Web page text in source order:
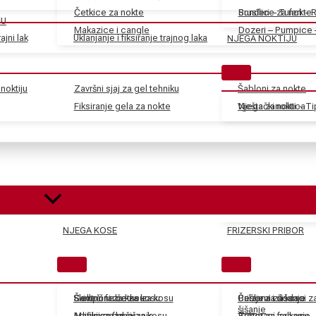
lak Uklanjanje i fiksiranje trajnog laka
Završni sjaj za gel tehniku
Fiksiranje gela za nokte
Šabloni za nokte
Vještački nokti –
Četkice za nokte
Makazice i cangle
Sunđeri – Tuferi –
Dozeri – Pumpice
Brusilice za nokte
NJEGA NOKTIJU
Njega zanoktica
Skidači farbe za kosu
Električne četke za kosu
Češljevi i dodaci
šišanje
NJEGA KOSE
Šamponi za kosu
Balzami za kosu
FRIZERSKI PRIBOR
Pribor za šišanje